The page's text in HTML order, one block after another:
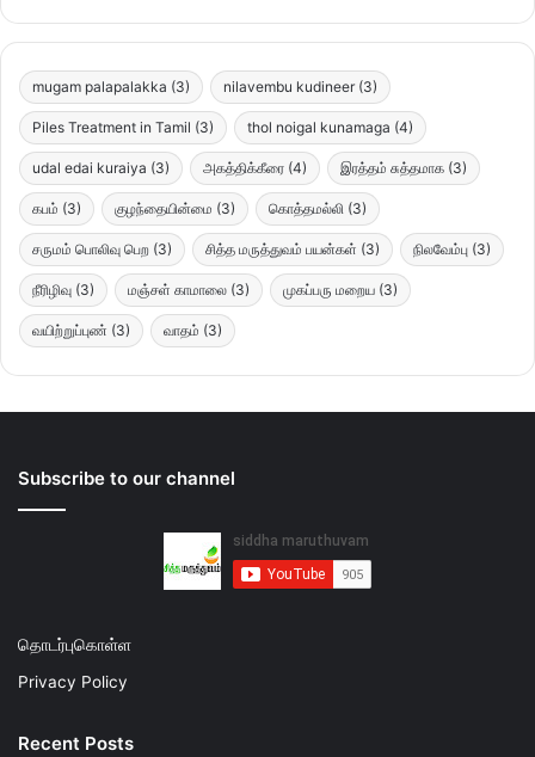
mugam palapalakka (3) nilavembu kudineer (3)
Piles Treatment in Tamil (3) thol noigal kunamaga (4)
udal edai kuraiya (3) அகத்திக்கீரை (4) இரத்தம் சுத்தமாக (3)
கபம் (3) குழந்தையின்மை (3) கொத்தமல்லி (3)
சருமம் பொலிவு பெற (3) சித்த மருத்துவம் பயன்கள் (3) நிலவேம்பு (3)
நீரிழிவு (3) மஞ்சள் காமாலை (3) முகப்பரு மறைய (3)
வயிற்றுப்புண் (3) வாதம் (3)
Subscribe to our channel
தொடர்புகொள்ள
Privacy Policy
Recent Posts